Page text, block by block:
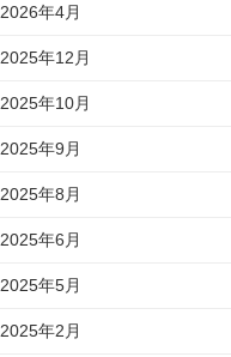
2026年4月
2025年12月
2025年10月
2025年9月
2025年8月
2025年6月
2025年5月
2025年2月